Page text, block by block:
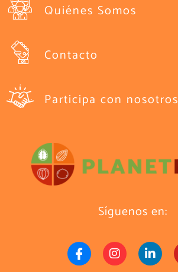
Quiénes Somos
Contacto
Participa con nosotros
Síguenos en: